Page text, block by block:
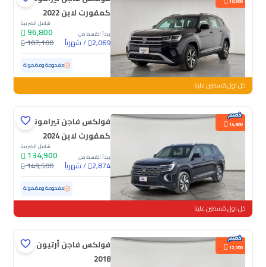
كمفورت لاين 2022
يبدأ القسط من
2,069
/شهرياً
شامل الضريبة
96,800
107,100
مستعملة 135,390 كم مفحوصة ومضمونة
خل اول قسطين علينا
14,600
فولكس فاجن تيرامونت
كمفورت لاين 2024
يبدأ القسط من
2,874
/شهرياً
شامل الضريبة
134,900
149,500
مستعملة 28,365 كم ممشى قليل مفحوصة ومضمونة
خل اول قسطين علينا
12,000
فولكس فاجن أرتيون
2018